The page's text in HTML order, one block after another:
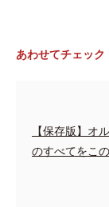
あわせてチェック
【保存版】オ
のすべてをこ